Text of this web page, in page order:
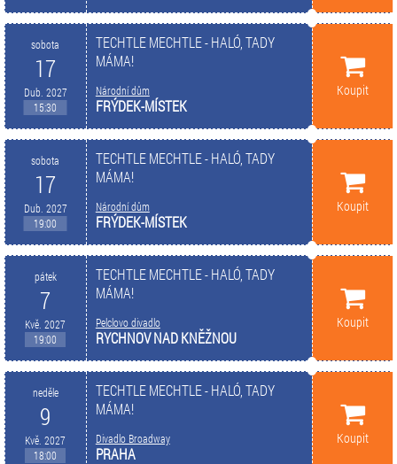
sobota
17
Dub. 2027
15:30
TECHTLE MECHTLE - HALÓ, TADY
MÁMA!
Národní dům
FRÝDEK-MÍSTEK
Koupit
sobota
17
Dub. 2027
19:00
TECHTLE MECHTLE - HALÓ, TADY
MÁMA!
Národní dům
FRÝDEK-MÍSTEK
Koupit
pátek
7
Kvě. 2027
19:00
TECHTLE MECHTLE - HALÓ, TADY
MÁMA!
Pelclovo divadlo
RYCHNOV NAD KNĚŽNOU
Koupit
neděle
9
Kvě. 2027
18:00
TECHTLE MECHTLE - HALÓ, TADY
MÁMA!
Divadlo Broadway
PRAHA
Koupit